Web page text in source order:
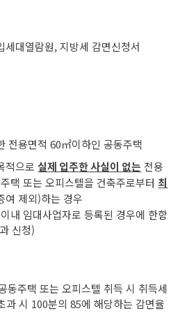
세대열람원, 지방세 감면신청서
전용면적 60㎡이하인 공동주택
적으로 실제 입주한 사실이 없는 전용
택 또는 오피스텔을 건축주로부터최
여 제외)하는 경우
내 임대사업자로 등록된 경우에 한함
신청)
동주택 또는 오피스텔 취득 시 취득세
과 시 100분의 85에 해당하는 감면율